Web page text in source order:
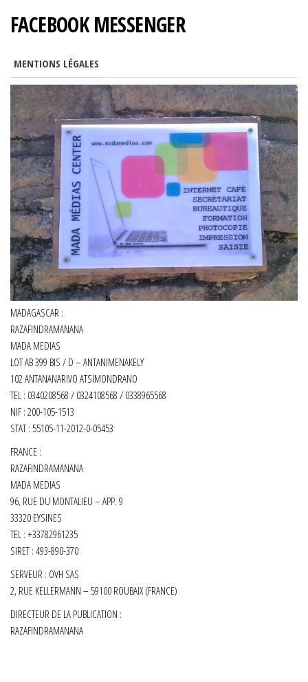
FACEBOOK MESSENGER
MENTIONS LÉGALES
MADAGASCAR :
RAZAFINDRAMANANA
MADA MEDIAS
LOT AB 399 BIS / D – ANTANIMENAKELY
102 ANTANANARIVO ATSIMONDRANO
TEL : 0340208568 / 0324108568 / 0338965568
NIF : 200-105-1513
STAT : 55105-11-2012-0-05453
FRANCE :
RAZAFINDRAMANANA
MADA MEDIAS
96, RUE DU MONTALIEU – APP. 9
33320 EYSINES
TEL : +33782961235
SIRET : 493-890-370
SERVEUR : OVH SAS
2, RUE KELLERMANN – 59100 ROUBAIX (FRANCE)
DIRECTEUR DE LA PUBLICATION :
RAZAFINDRAMANANA